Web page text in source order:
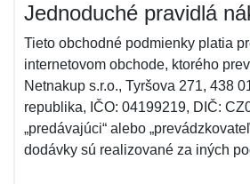
Jednoduché pravidlá
Tieto obchodné podmienky platia
internetovom obchode, ktorého
Netnakup s.r.o., Tyršova 271, 438
republika, IČO: 04199219, DIČ:
„predávajúci“ alebo
dodávky sú realizované za iných